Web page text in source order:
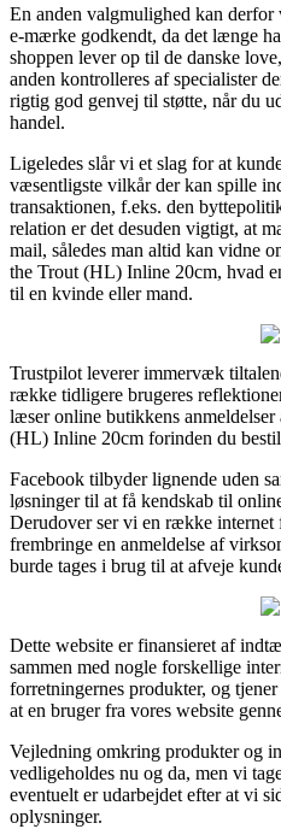
En anden valgmulighed kan
e-mærke godkendt, da det længe
shoppen lever op til de danske
anden kontrolleres af specialister
rigtig god genvej til støtte, når du
handel.
Ligeledes slår vi et slag for at
væsentligste vilkår der kan spille
transaktionen, f.eks. den
relation er det desuden vigtigt, at
mail, således man altid kan vidne
the Trout (HL) Inline 20cm, hvad
til en kvinde eller mand.
Trustpilot leverer immervæk
række tidligere brugeres
læser online butikkens
(HL) Inline 20cm forinden du
Facebook tilbyder lignende uden
løsninger til at få kendskab til
Derudover ser vi en række internet
frembringe en anmeldelse af
burde tages i brug til at afveje
Dette website er finansieret af
sammen med nogle forskellige
forretningernes produkter, og
at en bruger fra vores website
Vejledning omkring produkter og
vedligeholdes nu og da, men vi
eventuelt er udarbejdet efter at vi
oplysninger.